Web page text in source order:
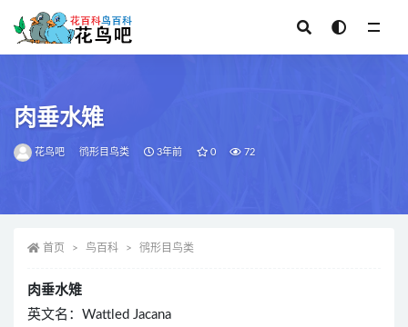
肉垂水雉
花鸟吧 鸻形目鸟类 3年前 0 72
首页 鸟百科 鸻形目鸟类
肉垂水雉
英文名：Wattled Jacana